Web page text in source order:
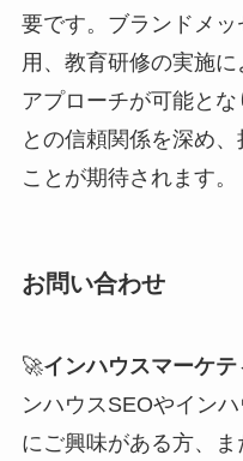
要です。ブランドメ
用、教育研修の実施
アプローチが可能と
との信頼関係を深め
ことが期待されます。
お問い合わせ
🚀インハウスマーケテ
ンハウスSEOやイン
にご興味がある方、